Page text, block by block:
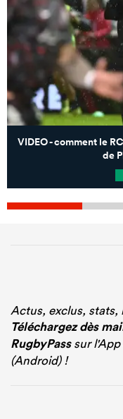
VIDEO - comment le
de
Actus, exclus, stats,
Téléchargez dès
RugbyPasssur l'App
(Android) !